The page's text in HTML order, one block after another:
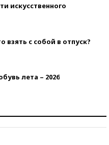
искусственного
с собой в отпуск?
лета – 2026